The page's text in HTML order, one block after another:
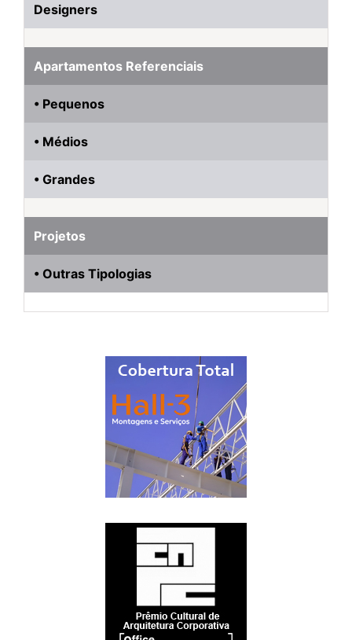
Designers
Apartamentos Referenciais
• Pequenos
• Médios
• Grandes
Projetos
• Outras Tipologias